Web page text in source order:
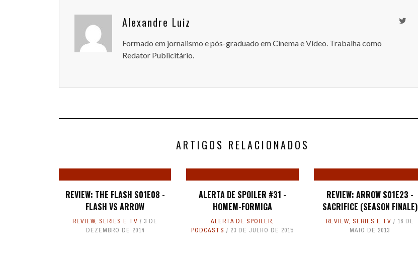
Alexandre Luiz
Formado em jornalismo e pós-graduado em Cinema e Vídeo. Trabalha como
Redator Publicitário.
ARTIGOS RELACIONADOS
REVIEW: THE FLASH S01E08 -
FLASH VS ARROW
REVIEW, SÉRIES E TV
3 DE
DEZEMBRO DE 2014
ALERTA DE SPOILER #31 -
HOMEM-FORMIGA
ALERTA DE SPOILER,
PODCASTS
23 DE JULHO DE 2015
REVIEW: ARROW S01E23 -
SACRIFICE (SEASON FINALE)
REVIEW, SÉRIES E TV
16 DE
MAIO DE 2013